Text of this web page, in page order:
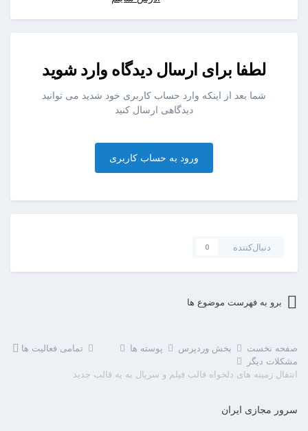
لطفا برای ارسال دیدگاه وارد شوید
شما بعد از اینکه وارد حساب کاربری خود شدید می توانید
دیدگاهی ارسال کنید
ورود به حساب کاربری
دنبال‌کننده 0
برو به فهرست موضوع ها
تمامی فعالیت ها صفحه نخست بخش وردپرس
پوسته ها
مشکلات دیگر
انتقال زمینه های دلخواه قالب فیلم و سریال به یه قالب جدید
سرور مجازی ایران